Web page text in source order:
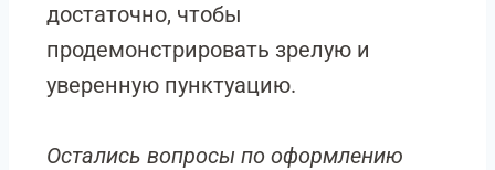
достаточно, чтобы
продемонстрировать зрелую и
уверенную пунктуацию.
Остались вопросы по оформлению